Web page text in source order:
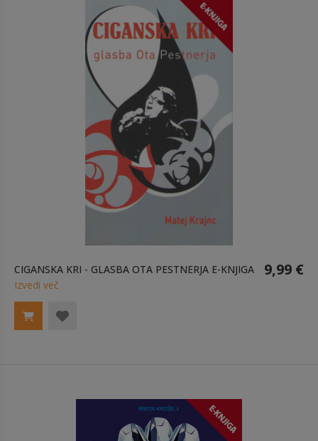
CIGANSKA KRI - GLASBA OTA PESTNERJA E-KNJIGA 9,99 €
Izvedi več